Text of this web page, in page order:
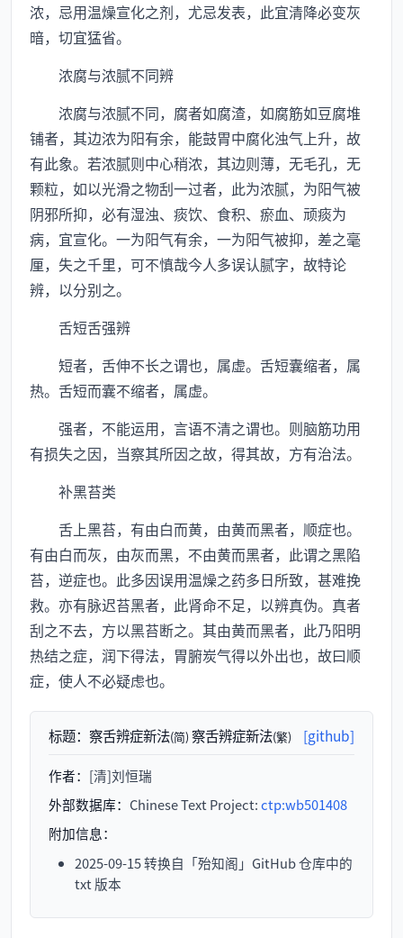
浓，忌用温燥宣化之剂，尤忌发表，此宜清降必变灰
暗，切宜猛省。
浓腐与浓腻不同辨
浓腐与浓腻不同，腐者如腐渣，如腐筋如豆腐堆
铺者，其边浓为阳有余，能鼓胃中腐化浊气上升，故
有此象。若浓腻则中心稍浓，其边则薄，无毛孔，无
颗粒，如以光滑之物刮一过者，此为浓腻，为阳气被
阴邪所抑，必有湿浊、痰饮、食积、瘀血、顽痰为
病，宜宣化。一为阳气有余，一为阳气被抑，差之毫
厘，失之千里，可不慎哉今人多误认腻字，故特论
辨，以分别之。
舌短舌强辨
短者，舌伸不长之谓也，属虚。舌短囊缩者，属
热。舌短而囊不缩者，属虚。
强者，不能运用，言语不清之谓也。则脑筋功用
有损失之因，当察其所因之故，得其故，方有治法。
补黑苔类
舌上黑苔，有由白而黄，由黄而黑者，顺症也。
有由白而灰，由灰而黑，不由黄而黑者，此谓之黑陷
苔，逆症也。此多因误用温燥之药多日所致，甚难挽
救。亦有脉迟苔黑者，此肾命不足，以辨真伪。真者
刮之不去，方以黑苔断之。其由黄而黑者，此乃阳明
热结之症，润下得法，胃腑炭气得以外出也，故曰顺
症，使人不必疑虑也。
标题： 察舌辨症新法(简)察舌辨症新法(繁) [github]
作者： [清]刘恒瑞
外部数据库： Chinese Text Project:ctp:wb501408
附加信息：
2025-09-15 转换自「殆知阁」GitHub 仓库中的
txt 版本